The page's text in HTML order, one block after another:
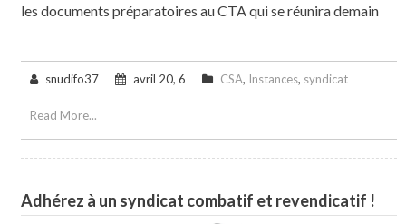
les documents préparatoires au CTA qui se réunira demain
snudifo37 avril 20, 6 CSA, Instances, syndicat
Read More...
Adhérez à un syndicat combatif et revendicatif !